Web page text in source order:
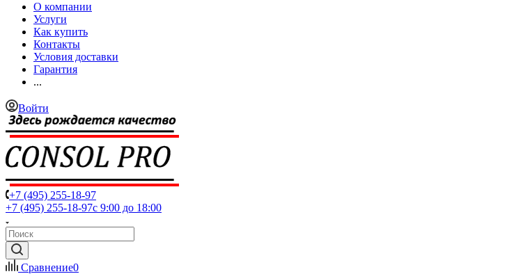
О компании
Услуги
Как купить
Контакты
Условия доставки
Гарантия
...
Войти
+7 (495) 255-18-97
+7 (495) 255-18-97с 9:00 до 18:00
Сравнение0